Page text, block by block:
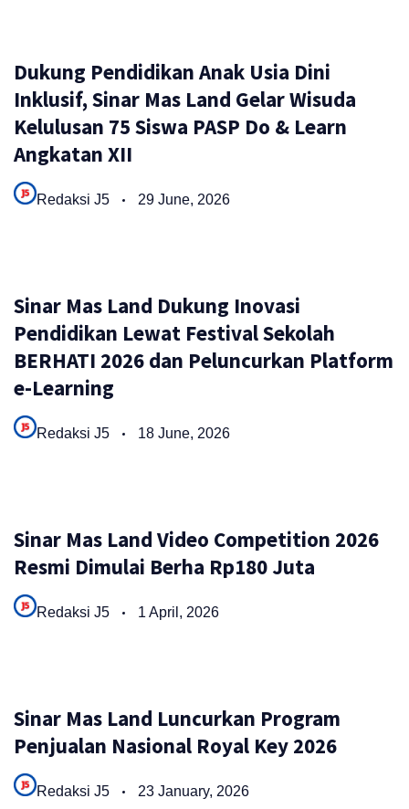
Dukung Pendidikan Anak Usia Dini
Inklusif, Sinar Mas Land Gelar Wisuda
Kelulusan 75 Siswa PASP Do & Learn
Angkatan XII
Redaksi J5 29 June, 2026
Sinar Mas Land Dukung Inovasi
Pendidikan Lewat Festival Sekolah
BERHATI 2026 dan Peluncurkan Platform
e-Learning
Redaksi J5 18 June, 2026
Sinar Mas Land Video Competition 2026
Resmi Dimulai Berha Rp180 Juta
Redaksi J5 1 April, 2026
Sinar Mas Land Luncurkan Program
Penjualan Nasional Royal Key 2026
Redaksi J5 23 January, 2026